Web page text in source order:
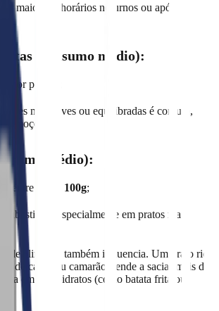
maior em horários noturnos ou após
(consumo médio):
por porção;
mais leves ou equilibradas é comum,
almoços.
médio):
entre 80g e 100g;
subestimar, especialmente em pratos mais
de alimento também influencia. Um prato rico
de carne ou camarão) tende a saciar mais do
em carboidratos (como batata frita ou